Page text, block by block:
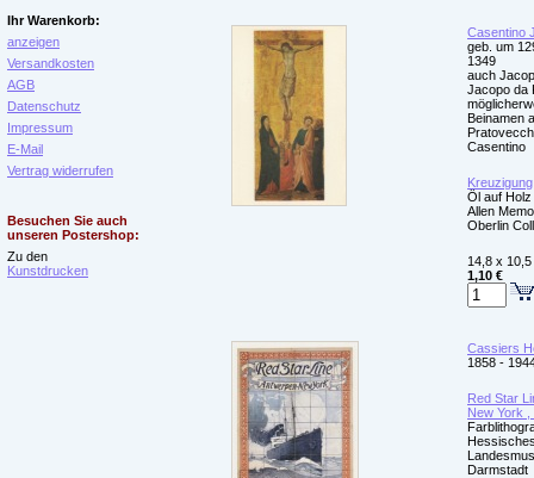
Ihr Warenkorb:
anzeigen
Versandkosten
AGB
Datenschutz
Impressum
E-Mail
Vertrag widerrufen
Besuchen Sie auch
unseren Postershop:
Zu den
Kunstdrucken
Casentino
geb. um
1349
auch
Jacopo da
Beinamen
Casentino
Öl auf Holz
Allen
Oberlin
14,8 x 10,5
1,10 €
Cassiers
1858 -
Red Star
New York ,
Darmstadt